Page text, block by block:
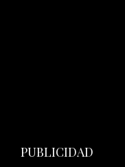
PUBLICIDAD